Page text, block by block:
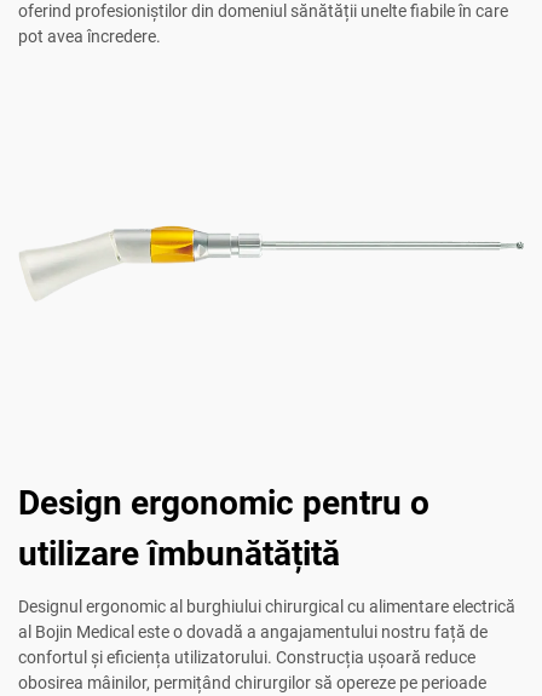
oferind profesioniștilor din domeniul sănătății unelte fiabile în care
pot avea încredere.
Design ergonomic pentru o
utilizare îmbunătățită
Designul ergonomic al burghiului chirurgical cu alimentare electrică
al Bojin Medical este o dovadă a angajamentului nostru față de
confortul și eficiența utilizatorului. Construcția ușoară reduce
obosirea mâinilor, permițând chirurgilor să opereze pe perioade